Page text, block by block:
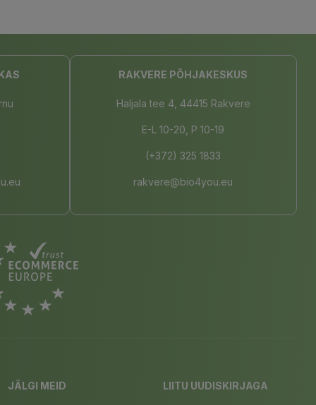
RAKVERE PÕHJAKESKUS
Haljala tee 4, 44415 Rakvere
E-L 10-20, P 10-19
(+372) 325 1833
rakvere@bio4you.eu
JÄLGI MEID LIITU UUDISKIRJAGA